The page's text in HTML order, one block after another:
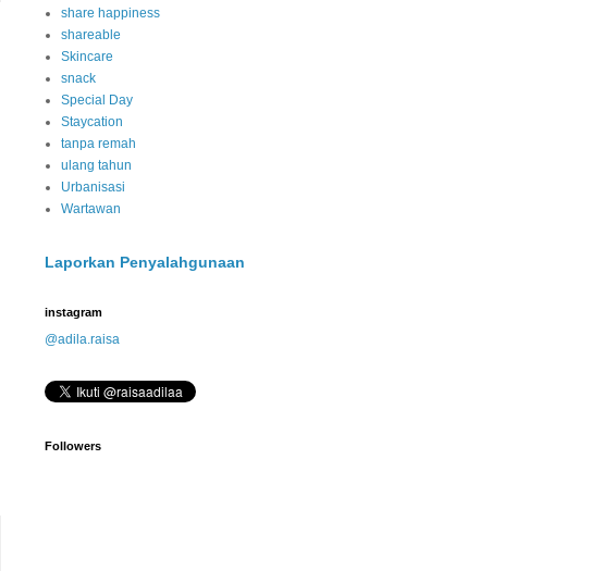
share happiness
shareable
Skincare
snack
Special Day
Staycation
tanpa remah
ulang tahun
Urbanisasi
Wartawan
Laporkan Penyalahgunaan
instagram
@adila.raisa
Followers